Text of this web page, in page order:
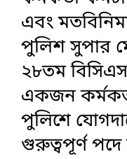
এবং
পুলিশ সুপার
২৮তম
একজন
পুলিশে
গুরুত্বপূর্ণ পদে